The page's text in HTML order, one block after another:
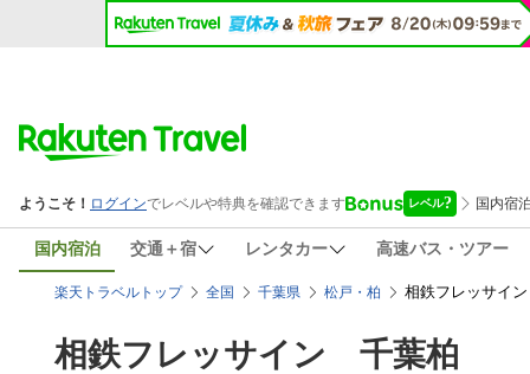
国内宿泊 交通＋宿 レンタカー 高速バス・ツアー
楽天トラベルトップ 全国 千葉県 松戸・柏 相鉄フレッサイ
相鉄フレッサイン 千葉柏